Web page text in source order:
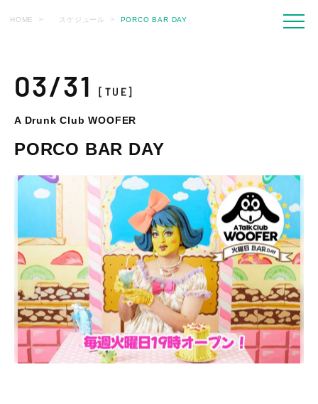
HOME スケジュール PORCO BAR DAY
03/31[TUE]
A Drunk Club WOOFER
PORCO BAR DAY